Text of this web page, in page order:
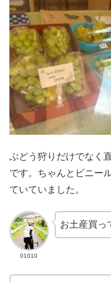
ぶどう狩りだけでなく
です。ちゃんとビニー
ていていました。
01010
お土産買っ